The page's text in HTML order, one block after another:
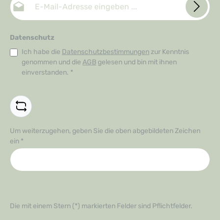
Datenschutz
Ich habe die Datenschutzbestimmungen zur Kenntnis
genommen und die AGB gelesen und bin mit ihnen
einverstanden. *
Um weiterzugehen, geben Sie die oben abgebildeten Zeichen
ein *
Die mit einem Stern (*) markierten Felder sind Pflichtfelder.